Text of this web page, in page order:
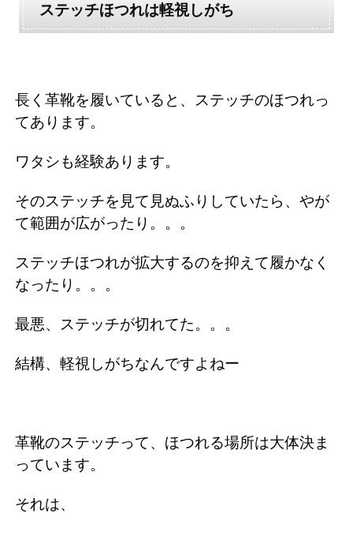
ステッチほつれは軽視しがち
長く革靴を履いていると、ステッチのほつれっ
てあります。
ワタシも経験あります。
そのステッチを見て見ぬふりしていたら、やが
て範囲が広がったり。。。
ステッチほつれが拡大するのを抑えて履かなく
なったり。。。
最悪、ステッチが切れてた。。。
結構、軽視しがちなんですよねー
革靴のステッチって、ほつれる場所は大体決ま
っています。
それは、